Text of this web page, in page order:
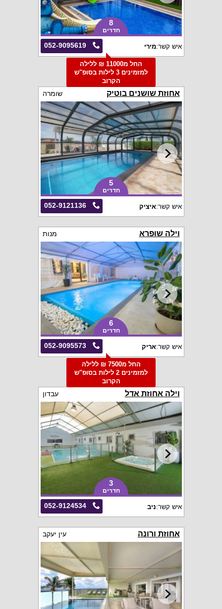
8
חדרים
052-9095619 איש קשר:מירי
החל מ11000 ₪ ללילה
למזמינים 3 לילות בסופ"ש
הקרוב
אחוזת שושנים בוטיק שומרה
5
חדרים
052-9121136 איש קשר:איציק
וילה שופרא מנות
6
חדרים
052-9095573 איש קשר:אריק
החל מ7500 ₪ ללילה
למזמינים 2 לילות בסופ"ש
הקרוב
וילה אחוזת אדל עבדון
3
חדרים
052-9124534 איש קשר:ניב
אחוזת ורונה עין יעקב